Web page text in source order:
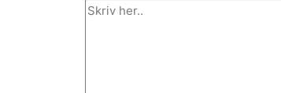
Skriv